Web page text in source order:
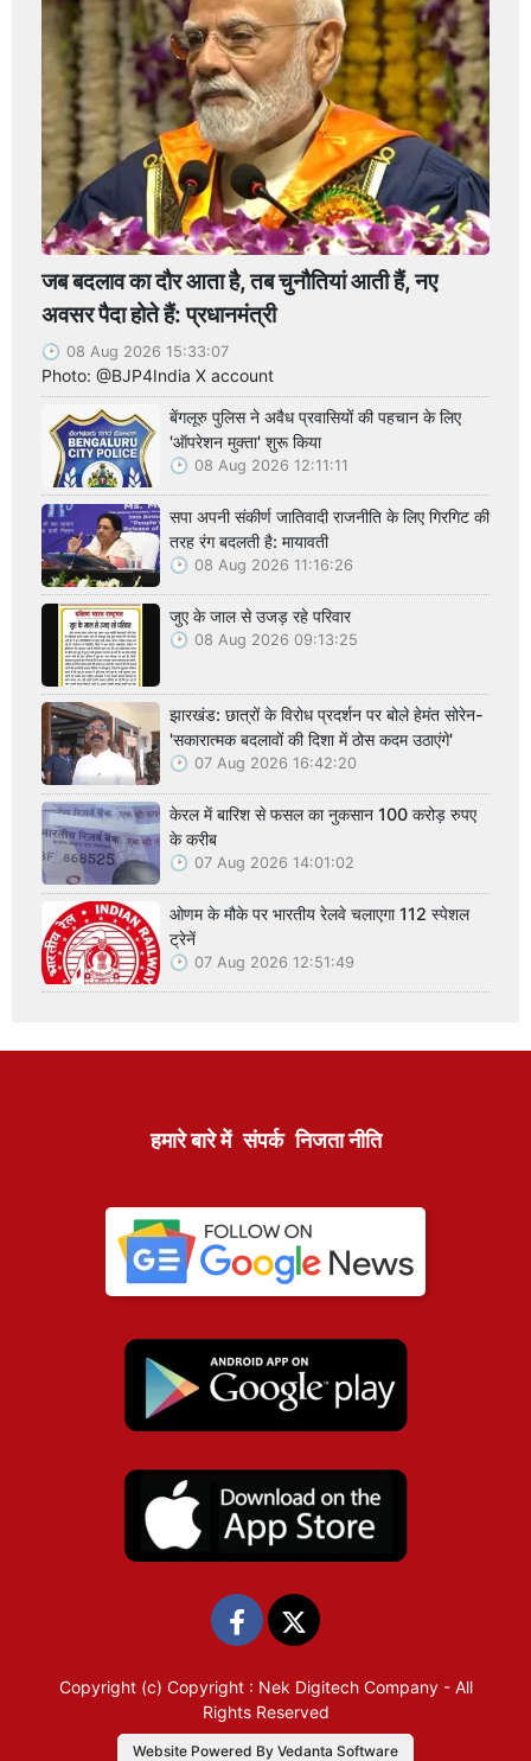
जब बदलाव का दौर आता है, तब चुनौतियां आती हैं, नए
अवसर पैदा होते हैं: प्रधानमंत्री
08 Aug 2026 15:33:07
Photo: @BJP4India X account
बेंगलूरु पुलिस ने अवैध प्रवासियों की पहचान के लिए
'ऑपरेशन मुक्ता' शुरू किया
08 Aug 2026 12:11:11
सपा अपनी संकीर्ण जातिवादी राजनीति के लिए गिरगिट की
तरह रंग बदलती है: मायावती
08 Aug 2026 11:16:26
जुए के जाल से उजड़ रहे परिवार
08 Aug 2026 09:13:25
झारखंड: छात्रों के विरोध प्रदर्शन पर बोले हेमंत सोरेन-
'सकारात्मक बदलावों की दिशा में ठोस कदम उठाएंगे'
07 Aug 2026 16:42:20
केरल में बारिश से फसल का नुकसान 100 करोड़ रुपए
के करीब
07 Aug 2026 14:01:02
ओणम के मौके पर भारतीय रेलवे चलाएगा 112 स्पेशल
ट्रेनें
07 Aug 2026 12:51:49
हमारे बारे में संपर्क निजता नीति
Copyright (c) Copyright : Nek Digitech Company- All
Rights Reserved
Website Powered By Vedanta Software